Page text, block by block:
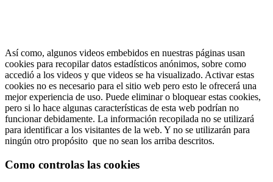
Así como, algunos videos embebidos en nuestras páginas usan
cookies para recopilar datos estadísticos anónimos, sobre como
accedió a los videos y que videos se ha visualizado. Activar estas
cookies no es necesario para el sitio web pero esto le ofrecerá una
mejor experiencia de uso. Puede eliminar o bloquear estas cookies,
pero si lo hace algunas características de esta web podrían no
funcionar debidamente. La información recopilada no se utilizará
para identificar a los visitantes de la web. Y no se utilizarán para
ningún otro propósito que no sean los arriba descritos.
Como controlas las cookies